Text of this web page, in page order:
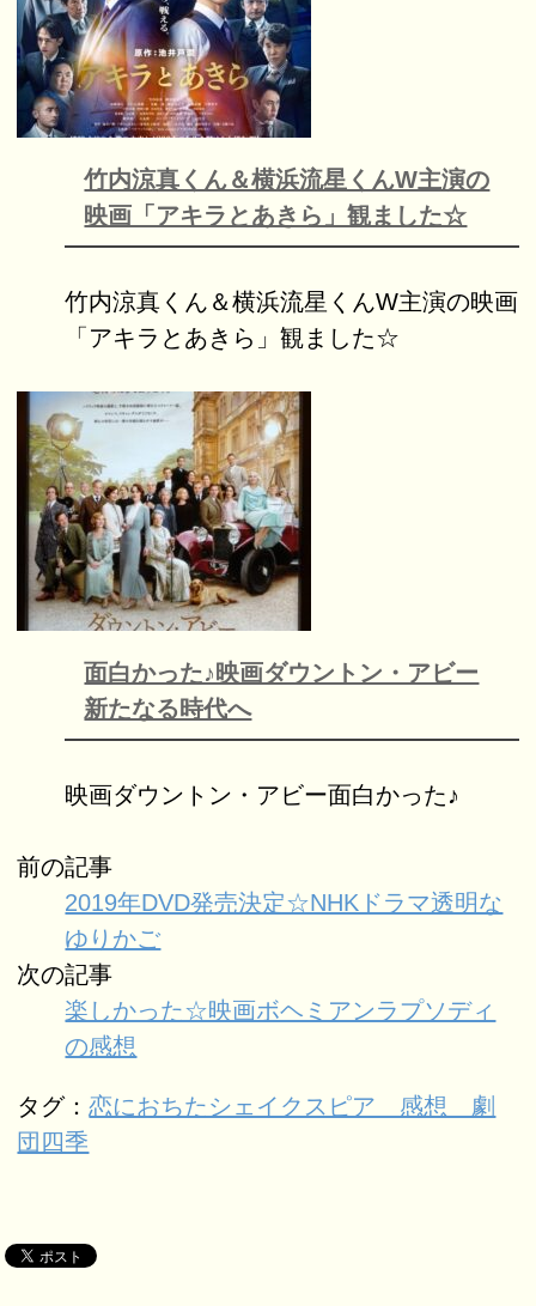
竹内涼真くん＆横浜流星くんW主演の
映画「アキラとあきら」観ました☆
竹内涼真くん＆横浜流星くんW主演の映画
「アキラとあきら」観ました☆
面白かった♪映画ダウントン・アビー
新たなる時代へ
映画ダウントン・アビー面白かった♪
前の記事
2019年DVD発売決定☆NHKドラマ透明な
ゆりかご
次の記事
楽しかった☆映画ボヘミアンラプソディ
の感想
タグ：恋におちたシェイクスピア 感想 劇
団四季